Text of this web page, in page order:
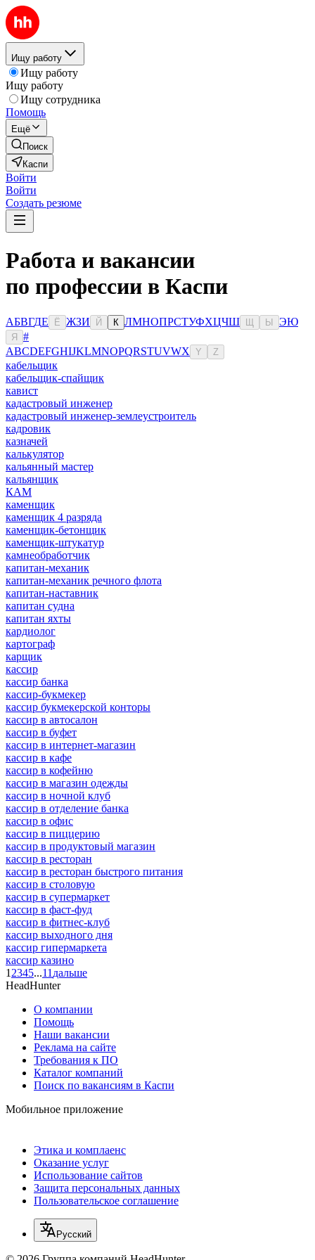
Ищу работу
Ищу работу
Ищу работу
Ищу сотрудника
Помощь
Ещё
Поиск
Каспи
Войти
Войти
Создать резюме
Работа и вакансии
по профессии в Каспи
АБВГДЕ Ё ЖЗИ Й К ЛМНОПРСТУФХЦЧШ Ы ЭЮ
Я
#
ABCDEFGHIJKLMNOPQRSTUVWX Y Z
кабельщик
кабельщик-спайщик
кавист
кадастровый инженер
кадастровый инженер-землеустроитель
кадровик
казначей
калькулятор
кальянный мастер
кальянщик
КАМ
каменщик
каменщик 4 разряда
каменщик-бетонщик
каменщик-штукатур
камнеобработчик
капитан-механик
капитан-механик речного флота
капитан-наставник
капитан судна
капитан яхты
кардиолог
картограф
карщик
кассир
кассир банка
кассир-букмекер
кассир букмекерской конторы
кассир в автосалон
кассир в буфет
кассир в интернет-магазин
кассир в кафе
кассир в кофейню
кассир в магазин одежды
кассир в ночной клуб
кассир в отделение банка
кассир в офис
кассир в пиццерию
кассир в продуктовый магазин
кассир в ресторан
кассир в ресторан быстрого питания
кассир в столовую
кассир в супермаркет
кассир в фаст-фуд
кассир в фитнес-клуб
кассир выходного дня
кассир гипермаркета
кассир казино
1 2345...11 дальше
HeadHunter
О компании
Помощь
Наши вакансии
Реклама на сайте
Требования к ПО
Каталог компаний
Поиск по вакансиям в Каспи
Мобильное приложение
Этика и комплаенс
Оказание услуг
Использование сайтов
Защита персональных данных
Пользовательское соглашение
Русский